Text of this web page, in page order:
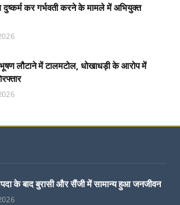
दुष्कर्म कर गर्भवती करने के मामले में अभियुक्त
लौटाने में टालमटोल, धोखाधड़ी के आरोप में
के बाद बुरासी और सैंजी में सामान्य हुआ जनजीवन